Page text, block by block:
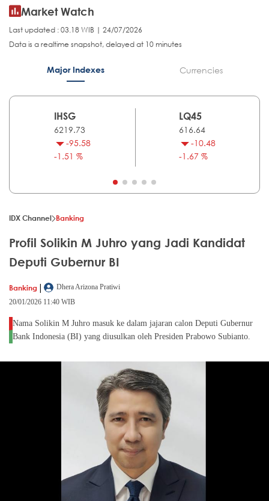
Market Watch
Last updated : 03.18 WIB | 24/07/2026
Data is a realtime snapshot, delayed at 10 minutes
Major Indexes Currencies
IHSG
6219.73
-95.58
-1.51 %
LQ45
616.64
-10.48
-1.67 %
IDX Channel Banking
Profil Solikin M Juhro yang Jadi Kandidat
Deputi Gubernur BI
Banking |
Dhera Arizona Pratiwi
20/01/2026 11:40 WIB
Nama Solikin M Juhro masuk ke dalam jajaran calon Deputi Gubernur
Bank Indonesia (BI) yang diusulkan oleh Presiden Prabowo Subianto.